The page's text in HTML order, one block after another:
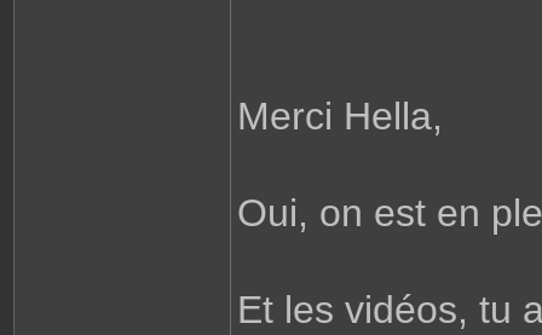
Merci Hella,
Oui, on est en
Et les vidéos, tu